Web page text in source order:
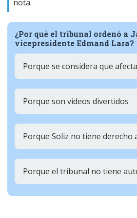
nota.
¿Por qué el tribunal ordenó a
vicepresidente Edmand Lara?
Porque se considera que
Porque son videos divertidos
Porque Soliz no tiene derecho
Porque el tribunal no tiene